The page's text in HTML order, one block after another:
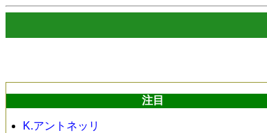
注目
K.アントネッリ